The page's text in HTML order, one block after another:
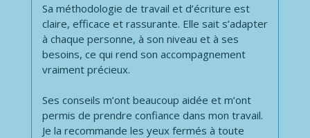
Sa méthodologie de travail et d’écriture est
claire, efficace et rassurante. Elle sait s’adapter
à chaque personne, à son niveau et à ses
besoins, ce qui rend son accompagnement
vraiment précieux.
Ses conseils m’ont beaucoup aidée et m’ont
permis de prendre confiance dans mon travail.
Je la recommande les yeux fermés à toute